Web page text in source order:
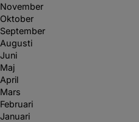
November
Oktober
September
Augusti
Juni
Maj
April
Mars
Februari
Januari